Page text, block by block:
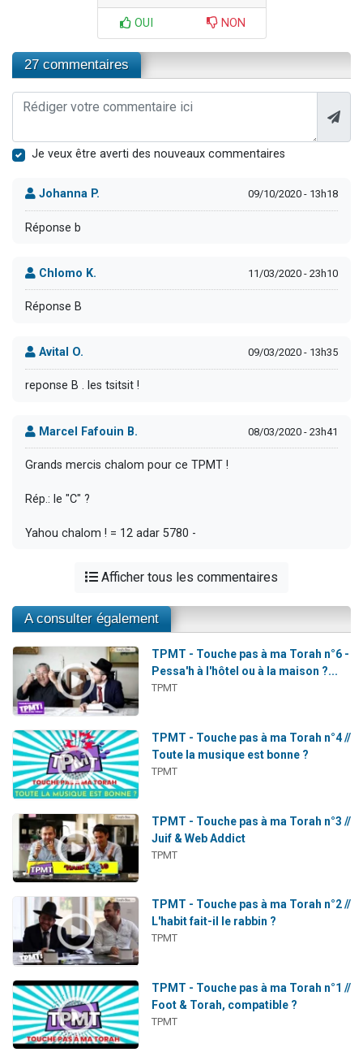
OUI NON
27 commentaires
Je veux être averti des nouveaux commentaires
Johanna P. 09/10/2020 - 13h18
Réponse b
Chlomo K. 11/03/2020 - 23h10
Réponse B
Avital O. 09/03/2020 - 13h35
reponse B . les tsitsit !
Marcel Fafouin B. 08/03/2020 - 23h41
Grands mercis chalom pour ce TPMT !
Rép.: le "C" ?
Yahou chalom ! = 12 adar 5780 -
Afficher tous les commentaires
A consulter également
TPMT - Touche pas à ma Torah n°6 -
Pessa'h à l'hôtel ou à la maison ?...
TPMT
TPMT - Touche pas à ma Torah n°4 //
Toute la musique est bonne ?
TPMT
TPMT - Touche pas à ma Torah n°3 //
Juif & Web Addict
TPMT
TPMT - Touche pas à ma Torah n°2 //
L'habit fait-il le rabbin ?
TPMT
TPMT - Touche pas à ma Torah n°1 //
Foot & Torah, compatible ?
TPMT